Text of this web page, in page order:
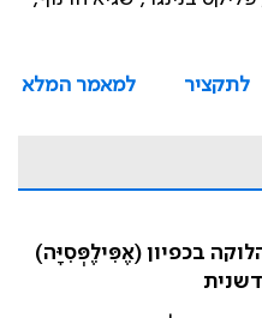
לתקציר
למאמר המלא
בכפיון (אֶפִּילֶפְּסִיָּה)